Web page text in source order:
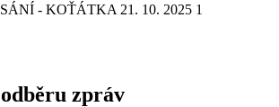
- KOŤÁTKA 21. 10. 2025 1
zpráv